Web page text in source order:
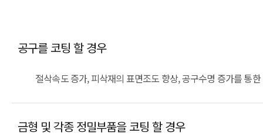
공구를 코팅 할 경우
절삭속도 증가, 피삭재의 표면조도 향상, 공구수명 증가를 통
금형 및 각종 정밀부품을 코팅 할 경우